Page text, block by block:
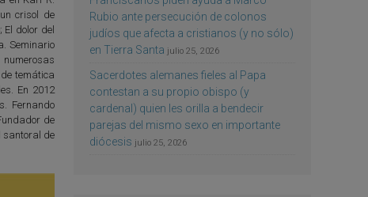
crisol de
dolor del
Seminario
temática
En 2012
Fernando
de
santoral de
Rubio ante persecución de colonos
judíos que afecta a cristianos (y no sólo)
en Tierra Santa julio 25, 2026
Sacerdotes alemanes fieles al Papa
contestan a su propio obispo (y
cardenal) quien les orilla a bendecir
parejas del mismo sexo en importante
diócesis julio 25, 2026